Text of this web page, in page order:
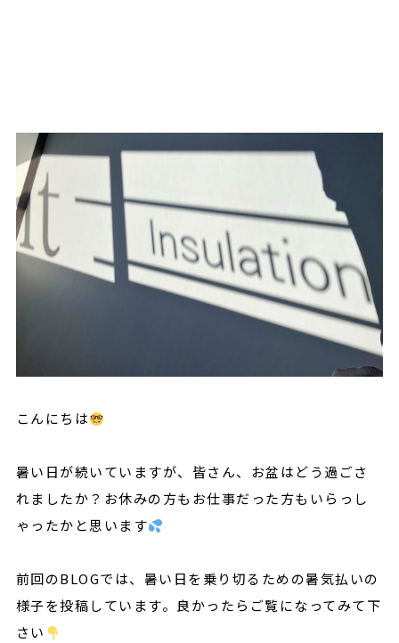
こんにちは
暑い日が続いていますが、皆さん、お盆はどう過ごさ
れましたか？お休みの方もお仕事だった方もいらっし
ゃったかと思います
前回のBLOGでは、暑い日を乗り切るための暑気払いの
様子を投稿しています。良かったらご覧になってみて下
さい